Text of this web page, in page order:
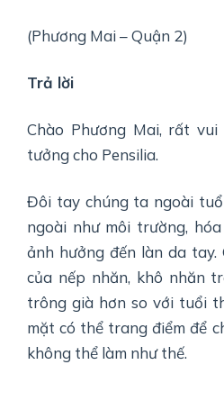
(Phương Mai – Quận 2)
Trả lời
Chào Phương Mai, rất
tưởng cho Pensilia.
Đôi tay chúng ta ngoài
ngoài như môi trường,
ảnh hưởng đến làn da tay.
của nếp nhăn, khô nhăn
trông già hơn so với tuổi
mặt có thể trang điểm để
không thể làm như thế.